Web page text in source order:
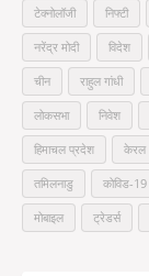
टेक्नोलॉजी निफ्टी
नरेंद्र मोदी विदेश
चीन राहुल गांधी
लोकसभा निवेश
हिमाचल प्रदेश केरल
तमिलनाडु कोविड-19
मोबाइल ट्रेडर्स